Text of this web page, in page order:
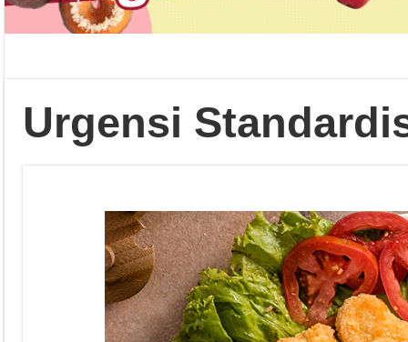
Urgensi